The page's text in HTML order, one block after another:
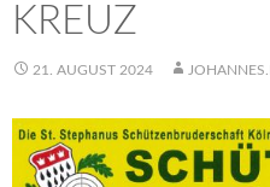
KREUZ
21. AUGUST 2024